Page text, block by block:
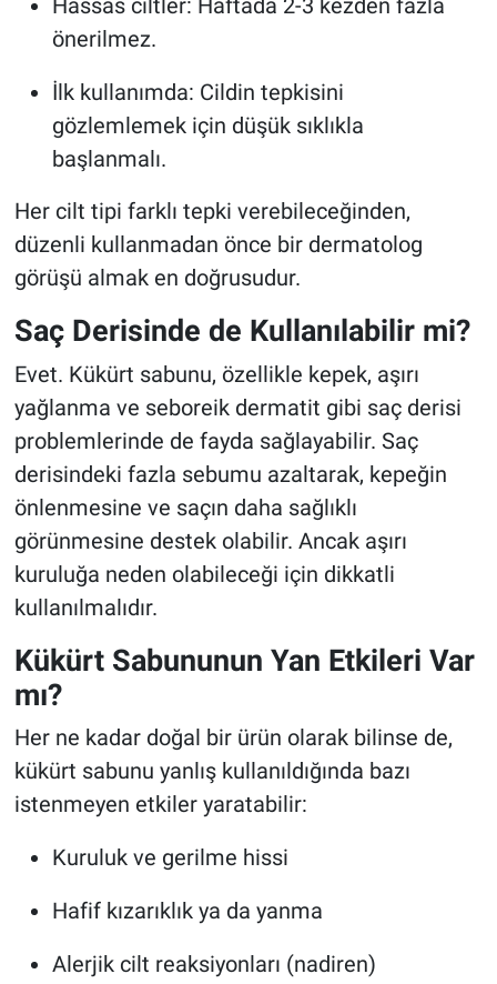
Hassas ciltler: Haftada 2-3 kezden fazla
önerilmez.
İlk kullanımda: Cildin tepkisini
gözlemlemek için düşük sıklıkla
başlanmalı.
Her cilt tipi farklı tepki verebileceğinden,
düzenli kullanmadan önce bir dermatolog
görüşü almak en doğrusudur.
Saç Derisinde de Kullanılabilir mi?
Evet. Kükürt sabunu, özellikle kepek, aşırı
yağlanma ve seboreik dermatit gibi saç derisi
problemlerinde de fayda sağlayabilir. Saç
derisindeki fazla sebumu azaltarak, kepeğin
önlenmesine ve saçın daha sağlıklı
görünmesine destek olabilir. Ancak aşırı
kuruluğa neden olabileceği için dikkatli
kullanılmalıdır.
Kükürt Sabununun Yan Etkileri Var
mı?
Her ne kadar doğal bir ürün olarak bilinse de,
kükürt sabunu yanlış kullanıldığında bazı
istenmeyen etkiler yaratabilir:
Kuruluk ve gerilme hissi
Hafif kızarıklık ya da yanma
Alerjik cilt reaksiyonları (nadiren)